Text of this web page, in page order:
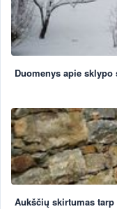
Duomenys apie sklypo
Aukščių skirtumas